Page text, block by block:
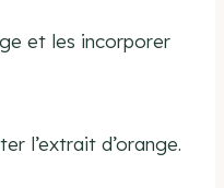
et les incorporer
l’extrait d’orange.